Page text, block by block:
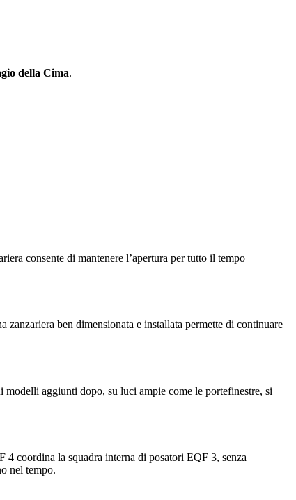
della Cima.
consente di mantenere l’apertura per tutto il tempo
ben dimensionata e installata permette di continuare
modelli aggiunti dopo, su luci ampie come le portefinestre, si
coordina la squadra interna di posatori EQF 3, senza
nel tempo.